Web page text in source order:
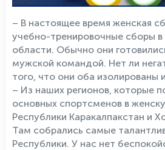
– В настоящее время женская
учебно-тренировочные сборы
области. Обычно они
мужской командой. Нет ли
того, что они оба изолированы
– Из наших регионов, которые
основных спортсменов в
Республики Каракалпакстан и
Там собрались самые
Республики. У нас нет